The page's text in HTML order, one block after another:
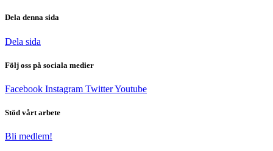
Dela denna sida
Dela sida
Följ oss på sociala medier
Facebook Instagram TwitterYoutube
Stöd vårt arbete
Bli medlem!